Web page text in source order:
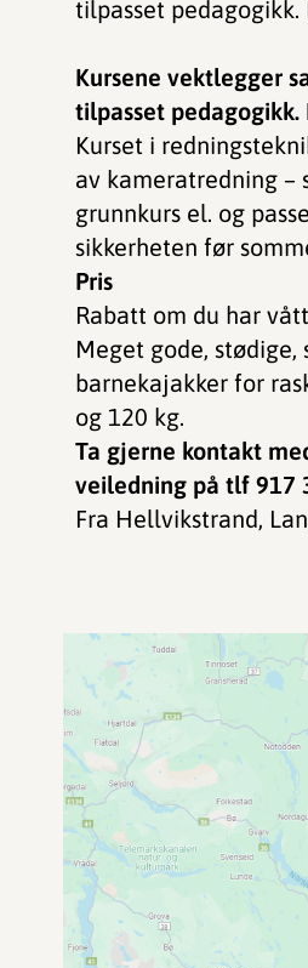
tilpasset pedagogikk.
Kursene vektlegger
tilpasset pedagogikk.
Kurset i
av kameratredning –
grunnkurs el. og
sikkerheten før
Pris
Rabatt om du har
Meget gode,
barnekajakker for
og 120 kg.
Ta gjerne kontakt
veiledning på tlf 917
Fra Hellvikstrand,